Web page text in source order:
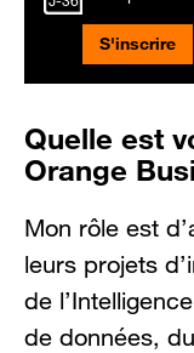
S'inscrire
Quelle est
Orange
Mon rôle est
leurs projets
de
de données,